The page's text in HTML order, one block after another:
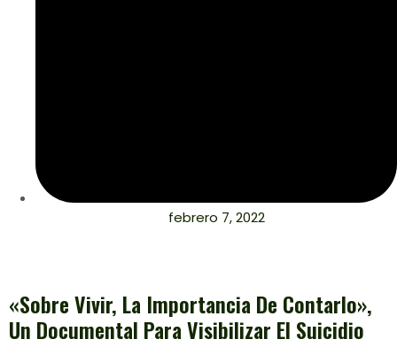
febrero 7, 2022
«Sobre Vivir, La Importancia De Contarlo»,
Un Documental Para Visibilizar El Suicidio